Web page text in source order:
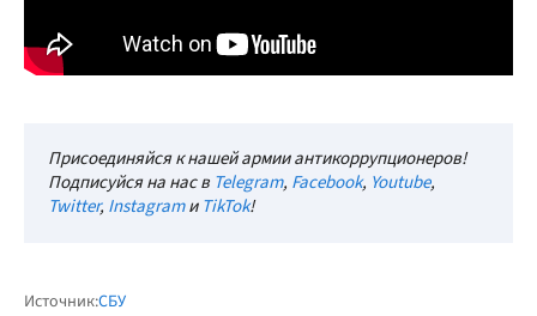
Присоединяйся к нашей армии антикоррупционеров!
Подписуйся на нас в Telegram, Facebook, Youtube,
Twitter, InstagramиTikTok!
Источник:СБУ